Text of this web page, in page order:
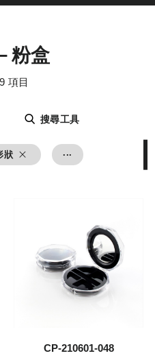
粉盒
9 項目
搜尋工具
狀 ...
CP-210601-048